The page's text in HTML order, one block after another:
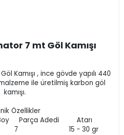
7 mt Göl Kamışı
Kamışı , ince gövde yapılı 440
ile üretilmiş karbon göl
kamışı.
Özellikler
Parça Adedi Atarı
cm 7 15 - 30 gr